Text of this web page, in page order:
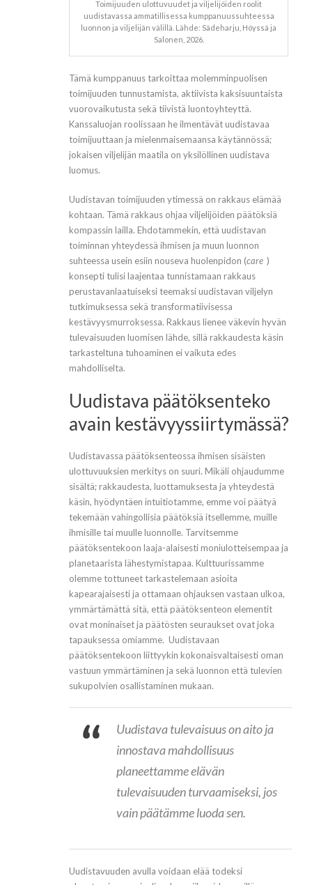
Toimijuuden ulottuvuudet ja viljelijöiden roolit
uudistavassa ammatillisessa kumppanuussuhteessa
luonnon ja viljelijän välillä. Lähde: Sädeharju, Höyssä ja
Salonen, 2026.
Tämä kumppanuus tarkoittaa molemminpuolisen
toimijuuden tunnustamista, aktiivista kaksisuuntaista
vuorovaikutusta sekä tiivistä luontoyhteyttä.
Kanssaluojan roolissaan he ilmentävät uudistavaa
toimijuuttaan ja mielenmaisemaansa käytännössä;
jokaisen viljelijän maatila on yksilöllinen uudistava
luomus.
Uudistavan toimijuuden ytimessä on rakkaus elämää
kohtaan. Tämä rakkaus ohjaa viljelijöiden päätöksiä
kompassin lailla. Ehdotammekin, että uudistavan
toiminnan yhteydessä ihmisen ja muun luonnon
suhteessa usein esiin nouseva huolenpidon (care )
konsepti tulisi laajentaa tunnistamaan rakkaus
perustavanlaatuiseksi teemaksi uudistavan viljelyn
tutkimuksessa sekä transformatiivisessa
kestävyysmurroksessa. Rakkaus lienee väkevin hyvän
tulevaisuuden luomisen lähde, sillä rakkaudesta käsin
tarkasteltuna tuhoaminen ei vaikuta edes
mahdolliselta.
Uudistava päätöksenteko
avain kestävyyssiirtymässä?
Uudistavassa päätöksenteossa ihmisen sisäisten
ulottuvuuksien merkitys on suuri. Mikäli ohjaudumme
sisältä; rakkaudesta, luottamuksesta ja yhteydestä
käsin, hyödyntäen intuitiotamme, emme voi päätyä
tekemään vahingollisia päätöksiä itsellemme, muille
ihmisille tai muulle luonnolle. Tarvitsemme
päätöksentekoon laaja-alaisesti moniulotteisempaa ja
planetaarista lähestymistapaa. Kulttuurissamme
olemme tottuneet tarkastelemaan asioita
kapearajaisesti ja ottamaan ohjauksen vastaan ulkoa,
ymmärtämättä sitä, että päätöksenteon elementit
ovat moninaiset ja päätösten seuraukset ovat joka
tapauksessa omiamme. Uudistavaan
päätöksentekoon liittyykin kokonaisvaltaisesti oman
vastuun ymmärtäminen ja sekä luonnon että tulevien
sukupolvien osallistaminen mukaan.
Uudistava tulevaisuus on aito ja
innostava mahdollisuus
planeettamme elävän
tulevaisuuden turvaamiseksi, jos
vain päätämme luoda sen.
Uudistavuuden avulla voidaan elää todeksi